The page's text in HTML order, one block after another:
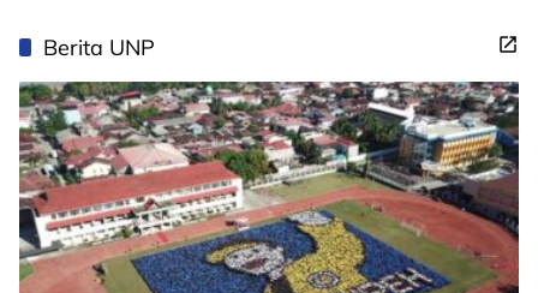
Berita UNP